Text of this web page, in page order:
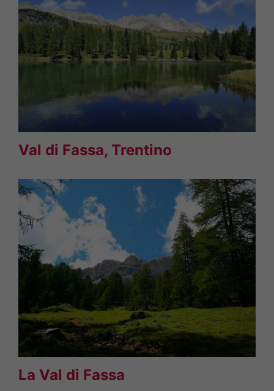
Val di Fassa, Trentino
La Val di Fassa